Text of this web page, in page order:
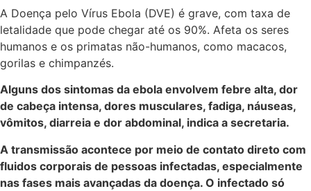
A Doença pelo Vírus Ebola (DVE) é grave, com taxa de
letalidade que pode chegar até os 90%. Afeta os seres
humanos e os primatas não-humanos, como macacos,
gorilas e chimpanzés.
Alguns dos sintomas da ebola envolvem febre alta, dor
de cabeça intensa, dores musculares, fadiga, náuseas,
vômitos, diarreia e dor abdominal, indica a secretaria.
A transmissão acontece por meio de contato direto com
fluidos corporais de pessoas infectadas, especialmente
nas fases mais avançadas da doença. O infectado só